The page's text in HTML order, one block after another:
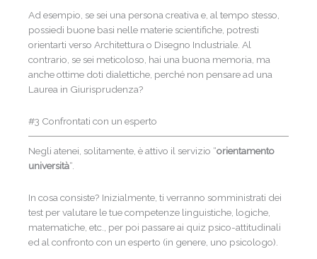
Ad esempio, se sei una persona creativa e, al tempo stesso,
possiedi buone basi nelle materie scientifiche, potresti
orientarti verso Architettura o Disegno Industriale. Al
contrario, se sei meticoloso, hai una buona memoria, ma
anche ottime doti dialettiche, perché non pensare ad una
Laurea in Giurisprudenza?
#3 Confrontati con un esperto
Negli atenei, solitamente, è attivo il servizio “orientamento
università“.
In cosa consiste? Inizialmente, ti verranno somministrati dei
test per valutare le tue competenze linguistiche, logiche,
matematiche, etc., per poi passare ai quiz psico-attitudinali
ed al confronto con un esperto (in genere, uno psicologo).